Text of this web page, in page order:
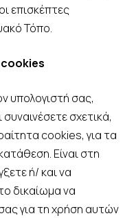
επισκέπτες
Τόπο.
cookies
υπολογιστή σας,
σχετικά,
cookies, για τα
Είναι στη
ή/ και να
δικαίωμα να
για τη χρήση αυτών